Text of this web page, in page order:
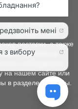
материалов,
одежды может
поставки, а также
подробных
у менеджеров
на нашем сайте или
в разделе контакты.